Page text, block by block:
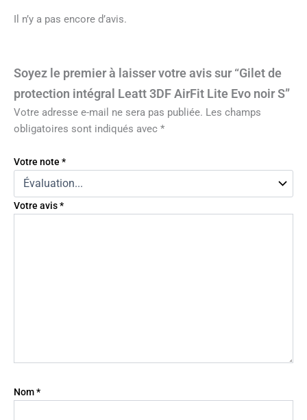
Il n’y a pas encore d’avis.
Soyez le premier à laisser votre avis sur “Gilet de
protection intégral Leatt 3DF AirFit Lite Evo noir S”
Votre adresse e-mail ne sera pas publiée. Les champs
obligatoires sont indiqués avec *
Votre note *
Votre avis*
Nom*